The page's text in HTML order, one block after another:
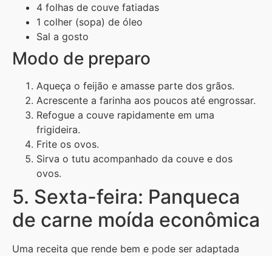
4 folhas de couve fatiadas
1 colher (sopa) de óleo
Sal a gosto
Modo de preparo
Aqueça o feijão e amasse parte dos grãos.
Acrescente a farinha aos poucos até engrossar.
Refogue a couve rapidamente em uma
frigideira.
Frite os ovos.
Sirva o tutu acompanhado da couve e dos
ovos.
5. Sexta-feira: Panqueca
de carne moída econômica
Uma receita que rende bem e pode ser adaptada